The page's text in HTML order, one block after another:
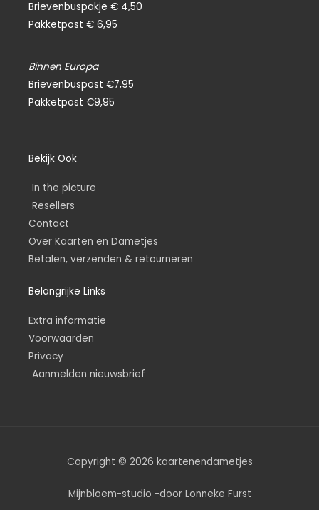
Brievenbuspakje € 4,50
Pakketpost € 6,95
Binnen Europa
Brievenbuspost €7,95
Pakketpost €9,95
Bekijk Ook
In the picture
Resellers
Contact
Over Kaarten en Dametjes
Betalen, verzenden & retourneren
Belangrijke Links
Extra informatie
Voorwaarden
Privacy
Aanmelden nieuwsbrief
Copyright © 2026 kaartenendametjes
Mijnbloem-studio -door Lonneke Furst